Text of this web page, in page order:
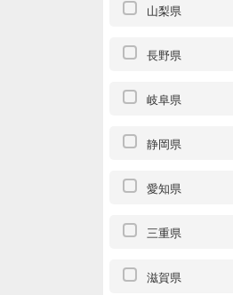
山梨県
長野県
岐阜県
静岡県
愛知県
三重県
滋賀県